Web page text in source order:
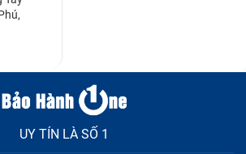
tiết mức độ tác động ngay sau đây.
kiện sau khi sửa chữa
dụng các loại sườn vỏ chất lượng
máy khách. Linh kiện mới có độ
năng tản nhiệt tương đương với vỏ
UY TÍN LÀ SỐ 1